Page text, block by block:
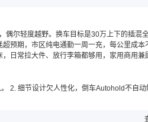
尔轻度越野。换车目标是30万上下的插
预期，市区纯电通勤一周一充，每公里
日常拉大件、放行李箱都够用，家用商用兼
2. 细节设计欠人性化，倒车Autohold不